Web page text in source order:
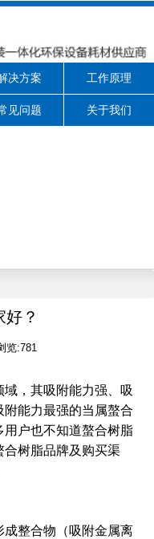
决方案 工作原理
见问题 关于我们
好？
览:781
，其吸附能力强、吸
能力最强的当属螯合
户也不知道螯合树脂
合树脂品牌及购买渠
整合物（吸附金属离